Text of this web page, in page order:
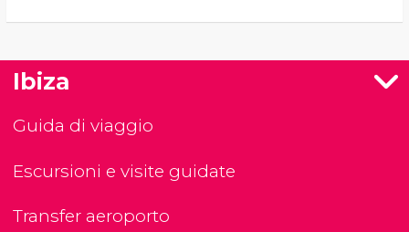
Ibiza
Guida di viaggio
Escursioni e visite guidate
Transfer aeroporto